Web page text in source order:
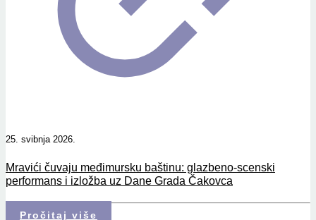
25. svibnja 2026.
Mravići čuvaju međimursku baštinu: glazbeno-scenski
performans i izložba uz Dane Grada Čakovca
Pročitaj više